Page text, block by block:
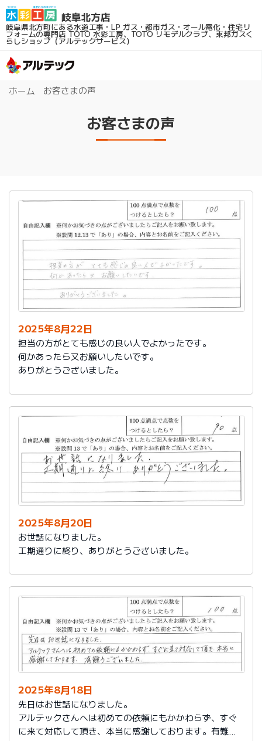
岐阜県北方町にある水道工事・LP ガス・都市ガス・オール電化・住宅リ
フォームの専門店TOTO 水彩工房、TOTO リモデルクラブ、東邦ガスく
らしショップ（アルテックサービス）
ホーム お客さまの声
お客さまの声
2025年8月22日
担当の方がとても感じの良い人でよかったです。
何かあったら又お願いしたいです。
ありがとうございました。
2025年8月20日
お世話になりました。
工期通りに終り、ありがとうございました。
2025年8月18日
先日はお世話になりました。
アルテックさんへは初めての依頼にもかかわらず、すぐ
に来て対応して頂き、本当に感謝しております。有難う